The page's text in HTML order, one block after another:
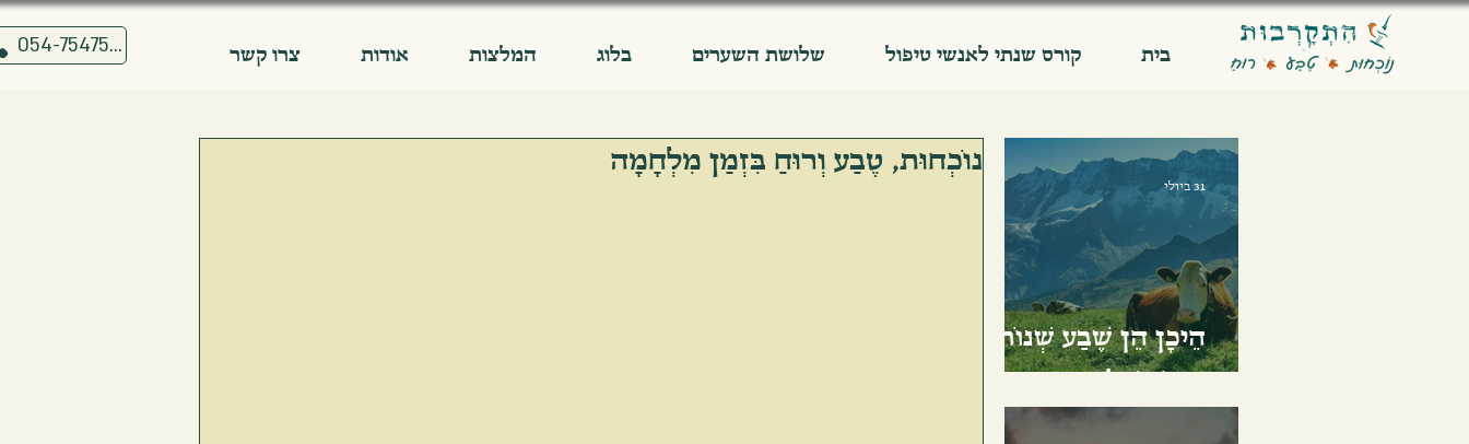
בית קורס שנתי לאנשי טיפול שלושת השערים בלוג המלצות אודות צרו קשר 054-7547515
נוֹכְחוּת, טֶבַע וְרוּחַ בִּזְמַן מִלְחָמָה
הֵיכָן הֵן שֶׁבַע שְׁנוֹת
הַטּוֹב שֶׁלִּי
31 ביולי